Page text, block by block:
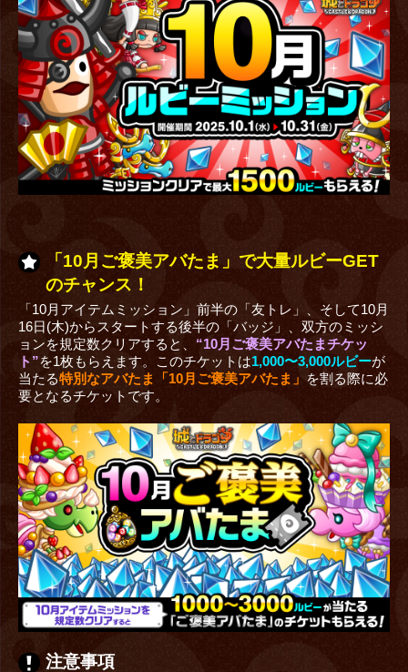
「10月ご褒美アバたま」で大量ルビーGET
のチャンス！
「10月アイテムミッション」前半の「友トレ」、そして10月
16日(木)からスタートする後半の「バッジ」、双方のミッシ
ョンを規定数クリアすると、 “10月ご褒美アバたまチケッ
ト”を1枚もらえます。このチケットは1,000〜3,000ルビーが
当たる特別なアバたま「10月ご褒美アバたま」 を割る際に必
要となるチケットです。
注意事項